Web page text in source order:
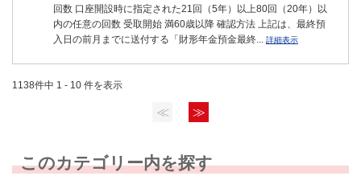
回数 口座開設時に指定された21回（5年）以上80回（20年）以
内の任意の回数 受取開始 満60歳以降 確認方法 上記は、最終預
入日の前月までに送付する「財形年金預金最終... 詳細表示
1138件中 1 - 10 件を表示
≪ ≫
このカテゴリー内を探す